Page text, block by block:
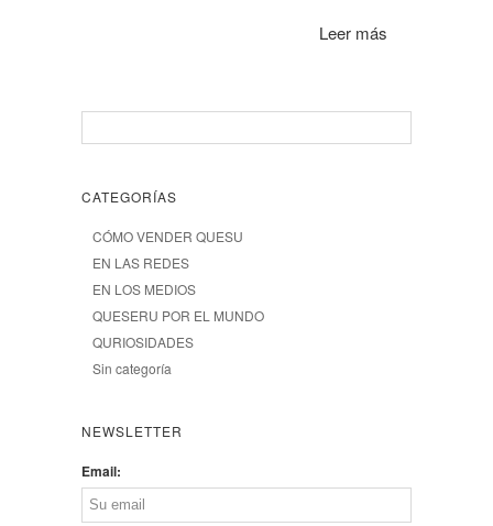
Leer más
CATEGORÍAS
CÓMO VENDER QUESU
EN LAS REDES
EN LOS MEDIOS
QUESERU POR EL MUNDO
QURIOSIDADES
Sin categoría
NEWSLETTER
Email: